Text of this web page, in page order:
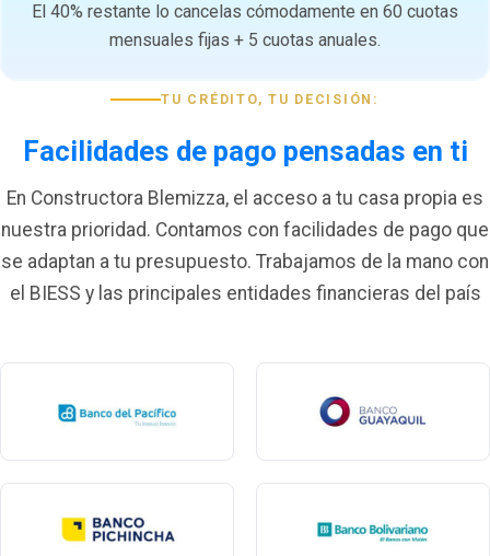
El 40% restante lo cancelas cómodamente en 60 cuotas
mensuales fijas + 5 cuotas anuales.
TU CRÉDITO, TU DECISIÓN:
Facilidades de pago pensadas en ti
En Constructora Blemizza, el acceso a tu casa propia es
nuestra prioridad. Contamos con facilidades de pago que
se adaptan a tu presupuesto. Trabajamos de la mano con
el BIESS y las principales entidades financieras del país